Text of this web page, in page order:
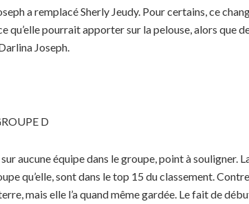
a remplacé Sherly Jeudy. Pour certains, ce
qu’elle pourrait apporter sur la pelouse, alors que
Joseph.
D
sur aucune équipe dans le groupe, point à
qu’elle, sont dans le top 15 du classement.
mais elle l’a quand même gardée. Le fait de